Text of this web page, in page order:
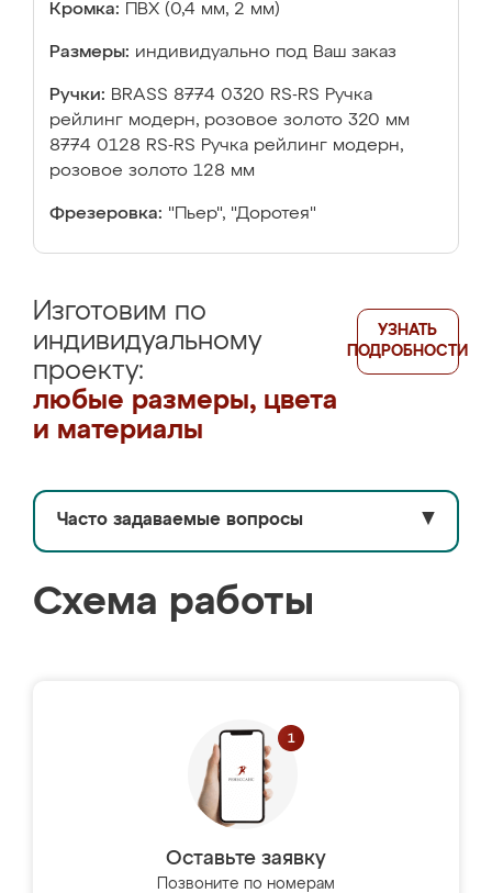
Кромка: ПВХ (0,4 мм, 2 мм)
Размеры: индивидуально под Ваш заказ
Ручки: BRASS 8774 0320 RS-RS Ручка
рейлинг модерн, розовое золото 320 мм
8774 0128 RS-RS Ручка рейлинг модерн,
розовое золото 128 мм
Фрезеровка: "Пьер", "Доротея"
Изготовим по
индивидуальному
проекту:
любые размеры, цвета
и материалы
УЗНАТЬ
ПОДРОБНОСТИ
Часто задаваемые вопросы ▼
Схема работы
Оставьте заявку
Позвоните по номерам